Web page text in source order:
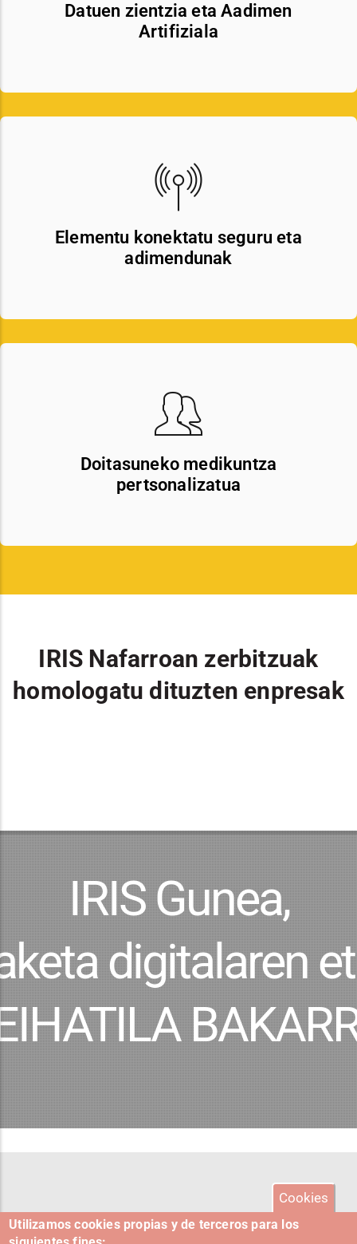
Datuen zientzia eta Aadimen
Artifiziala
Elementu konektatu seguru eta
adimendunak
Doitasuneko medikuntza
pertsonalizatua
IRIS Nafarroan zerbitzuak
homologatu dituzten enpresak
IRIS Gunea,
digitalaren
Berrikuntza Digitalaren Gunea
Cookies
Utilizamos cookies propias y de terceros para los